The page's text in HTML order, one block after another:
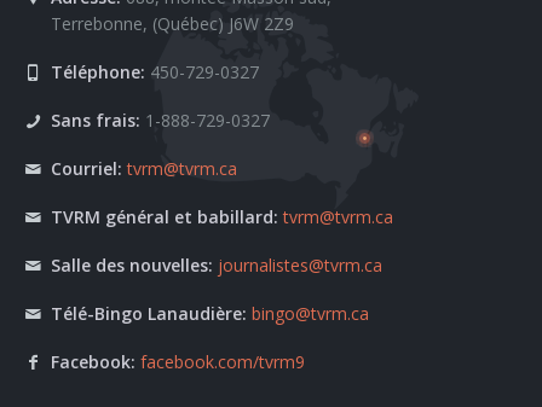
Terrebonne, (Québec) J6W 2Z9
Téléphone: 450-729-0327
Sans frais: 1-888-729-0327
Courriel: tvrm@tvrm.ca
TVRM général et babillard: tvrm@tvrm.ca
Salle des nouvelles: journalistes@tvrm.ca
Télé-Bingo Lanaudière: bingo@tvrm.ca
Facebook: facebook.com/tvrm9